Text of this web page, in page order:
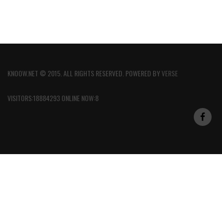
KNOOW.NET © 2015. ALL RIGHTS RESERVED. POWERED BYVERSE
VISITORS:18884293 ONLINE NOW:8